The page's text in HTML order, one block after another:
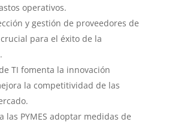
operativos.
y gestión de proveedores de
para el éxito de la
TI fomenta la innovación
la competitividad de las
las PYMES adoptar medidas de